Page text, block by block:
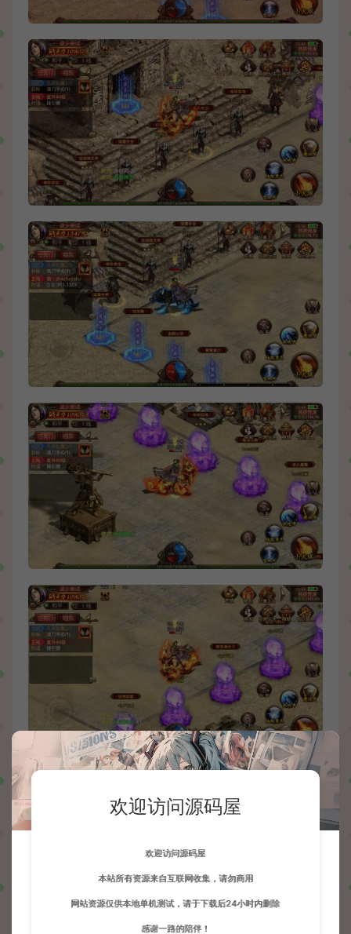
欢迎访问源码屋
欢迎访问源码屋
本站所有资源来自互联网收集，请勿商用
网站资源仅供本地单机测试，请于下载后24小时内删除
感谢一路的陪伴！